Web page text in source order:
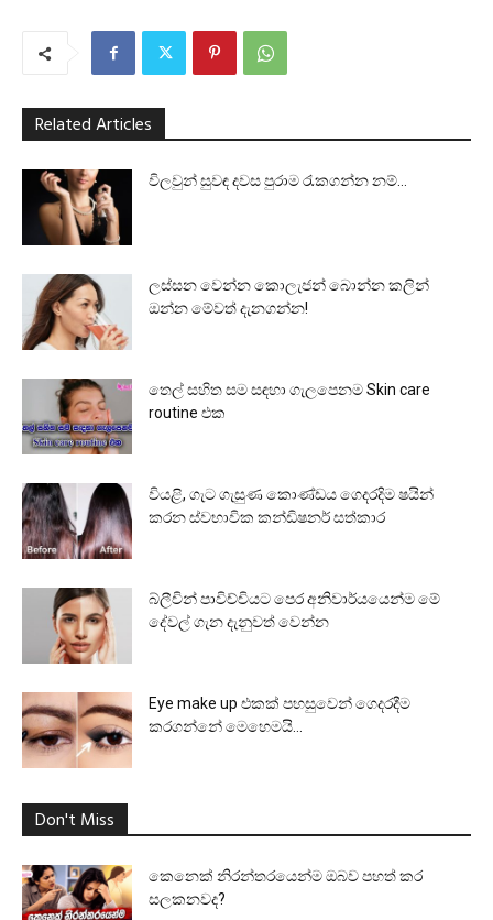
Related Articles
විලවුන් සුවඳ දවස පුරාම රැකගන්න නම්…
ලස්සන වෙන්න කොලැජන් බොන්න කලින්
ඔන්න මේවත් දැනගන්න!
තෙල් සහිත සම සඳහා ගැලපෙනම Skin care
routine එක
වියළි, ගැට ගැසුණ කොණ්ඩය ගෙදරදිම ෂයින්
කරන ස්වභාවික කන්ඩිෂනර් සත්කාර
බ්ලීචින් පාවිච්චියට පෙර අනිවාර්යයෙන්ම මේ
දේවල් ගැන දැනුවත් වෙන්න
Eye make up එකක් පහසුවෙන් ගෙදරදීම
කරගන්නේ මෙහෙමයි…
Don't Miss
කෙනෙක් නිරන්තරයෙන්ම ඔබව පහත් කර
සලකනවද?